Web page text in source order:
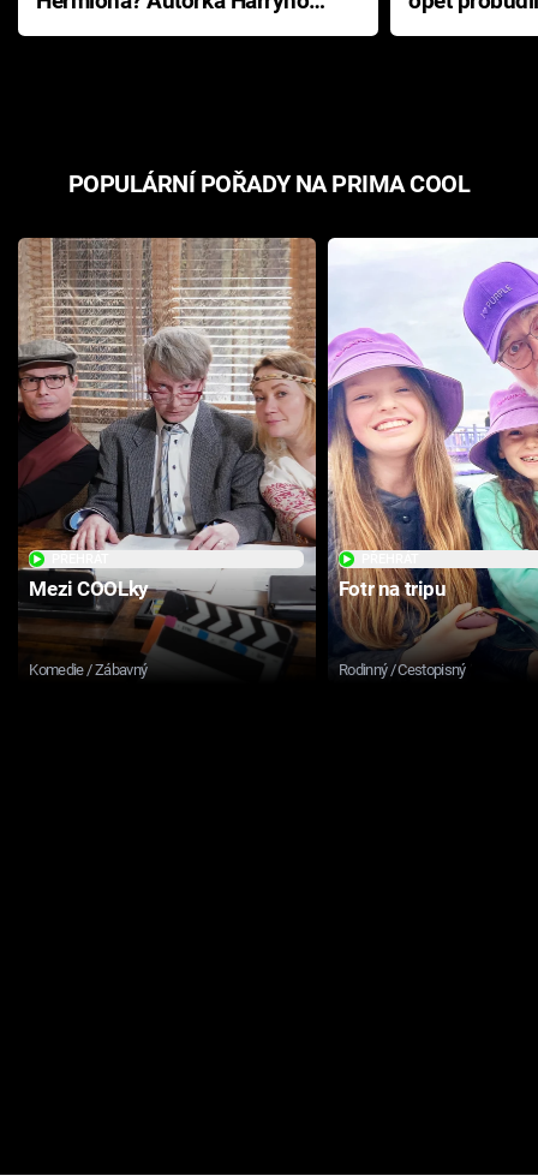
Pottera přišla s ráznou
přichází s
POPULÁRNÍ POŘADY NA PRIMA COOL
Mezi COOLky
Komedie / Zábavný
Fotr na tripu
Rodinný / Cestopisný